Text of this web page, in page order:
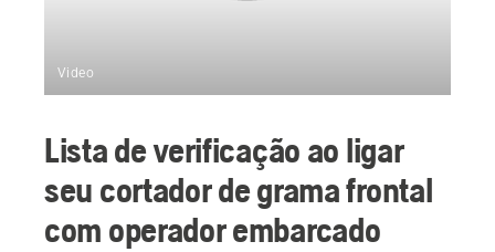
Video
Lista de verificação ao ligar
seu cortador de grama frontal
com operador embarcado